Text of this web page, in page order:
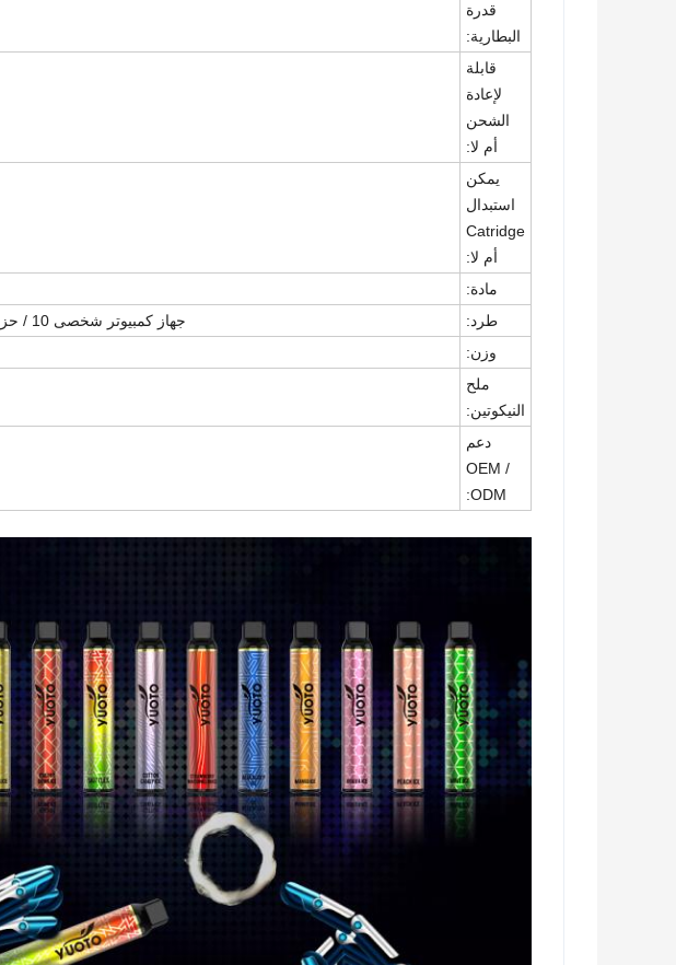
قدرة
البطارية:
قابلة
لإعادة
الشحن
أم لا:
يمكن
استبدال
Catridge
أم لا:
مادة:
طرد:
جهاز كمبيوتر شخصى 10 / حزمة ، جهاز كمبيوتر شخصى 400 / الكرتون
وزن:
ملح
النيكوتين:
دعم
OEM /
ODM: